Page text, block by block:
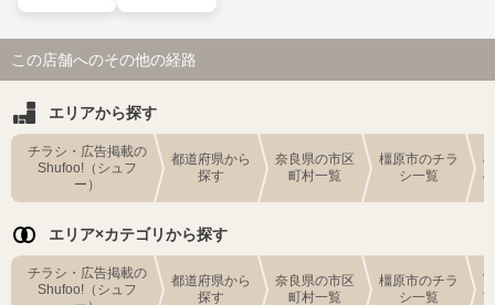
この店舗へのその他の経路
エリアから探す
チラシ・広告掲載の
Shufoo!（シュフ
ー）
都道府県から
探す
奈良県の市区
町村一覧
橿原市のチラ
シ一覧
エリア×カテゴリから探す
チラシ・広告掲載の
Shufoo!（シュフ
都道府県から
探す
奈良県の市区
町村一覧
橿原市のチラ
シ一覧